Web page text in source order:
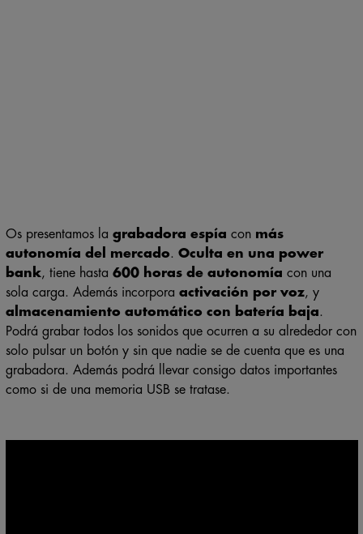
Os presentamos la grabadora espía con más
autonomía del mercado. Oculta en una power
bank, tiene hasta 600 horas de autonomía con una
sola carga. Además incorpora activación por voz, y
almacenamiento automático con batería baja.
Podrá grabar todos los sonidos que ocurren a su alrededor con
solo pulsar un botón y sin que nadie se de cuenta que es una
grabadora. Además podrá llevar consigo datos importantes
como si de una memoria USB se tratase.